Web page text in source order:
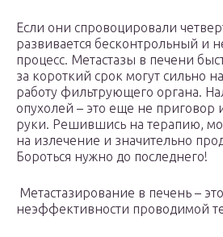
Если они спровоцировали
развивается бесконтрольный и
процесс. Метастазы в печени
за короткий срок могут сильно
работу фильтрующего органа.
опухолей – это еще не приговор
руки. Решившись на терапию,
на излечение и значительно
Бороться нужно до последнего!
Метастазирование в печень –
неэффективности проводимой